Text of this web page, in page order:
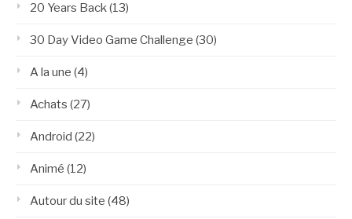
20 Years Back(13)
30 Day Video Game Challenge (30)
A la une (4)
Achats (27)
Android (22)
Animé (12)
Autour du site (48)